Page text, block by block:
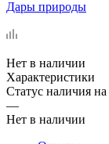
Дары природы
Нет в наличии
Характеристики
Статус наличия на
—
Нет в наличии